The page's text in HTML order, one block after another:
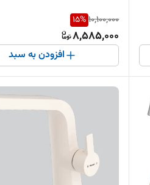
10,100,000
15%
8,585,000
افزودن به سبد